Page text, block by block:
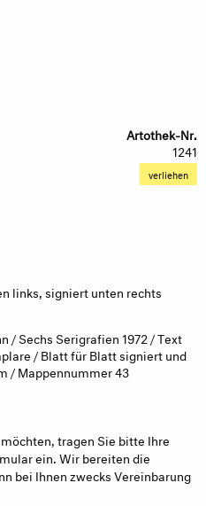
Artothek-Nr.
1241
verliehen
links, signiert unten rechts
/ Sechs Serigrafien 1972 / Text
/ Blatt für Blatt signiert und
/ Mappennummer 43
tragen Sie bitte Ihre
ein. Wir bereiten die
bei Ihnen zwecks Vereinbarung